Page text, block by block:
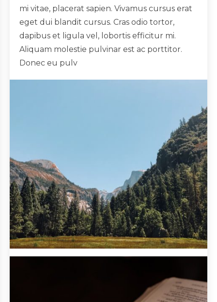
mi vitae, placerat sapien. Vivamus cursus erat
eget dui blandit cursus. Cras odio tortor,
dapibus et ligula vel, lobortis efficitur mi.
Aliquam molestie pulvinar est ac porttitor.
Donec eu pulv